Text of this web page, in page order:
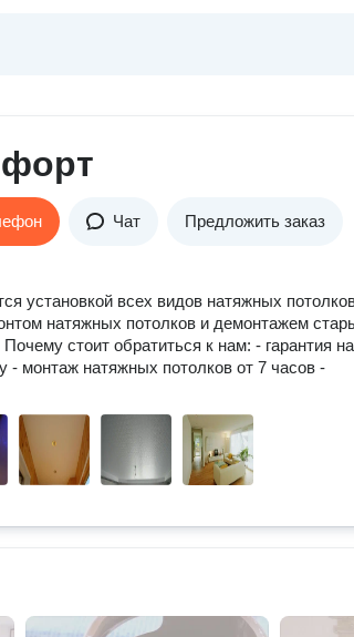
Чат Предложить заказ
установкой всех видов натяжных
натяжных потолков и демонтажем
стоит обратиться к нам: - гарантия
- монтаж натяжных потолков от 7 часов -